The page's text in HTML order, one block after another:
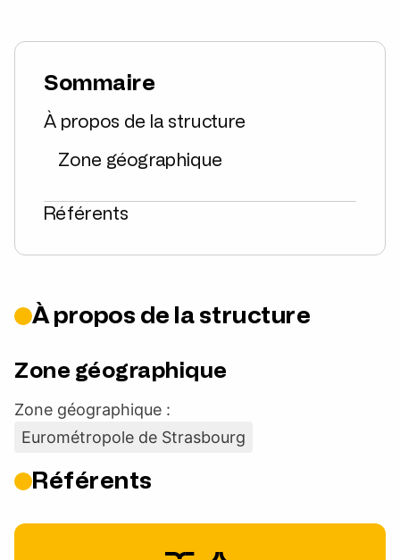
Sommaire
À propos de la structure
Zone géographique
Référents
À propos de la structure
Zone géographique
Zone géographique :
Eurométropole de Strasbourg
Référents